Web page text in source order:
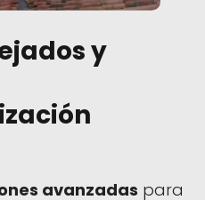
y
avanzadas para